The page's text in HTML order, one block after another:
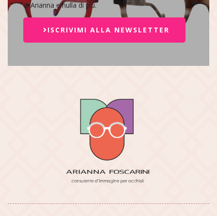
di Arianna e nulla di più.
ISCRIVIMI ALLA NEWSLETTER